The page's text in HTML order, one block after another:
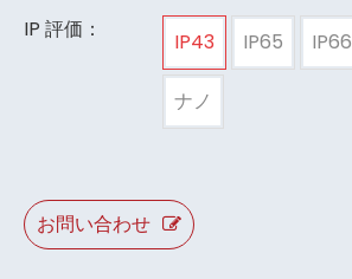
IP 評価： IP43 IP65 IP66
ナノ
お問い合わせ